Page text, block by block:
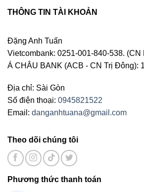
THÔNG TIN TÀI KHOẢN
Đặng Anh Tuấn
Vietcombank: 0251-001-840-538. (CN
Á CHÂU BANK (ACB - CN Trị Đông):
Địa chỉ: Sài Gòn
Số điện thoại: 0945821522
Email: danganhtuana@gmail.com
Theo dõi chúng tôi
Phương thức thanh toán